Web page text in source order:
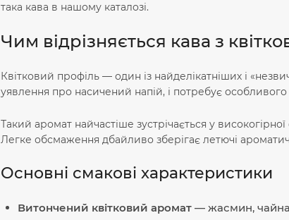
така кава в нашому каталозі.
Чим відрізняється кава з
Квітковий профіль — один із найделікатніших і
уявлення про насичений напій, і потребує
Такий аромат найчастіше зустрічається у
Легке обсмаження дбайливо зберігає летючі
Основні смакові характеристики
Витончений квітковий аромат — жасмин, чайна